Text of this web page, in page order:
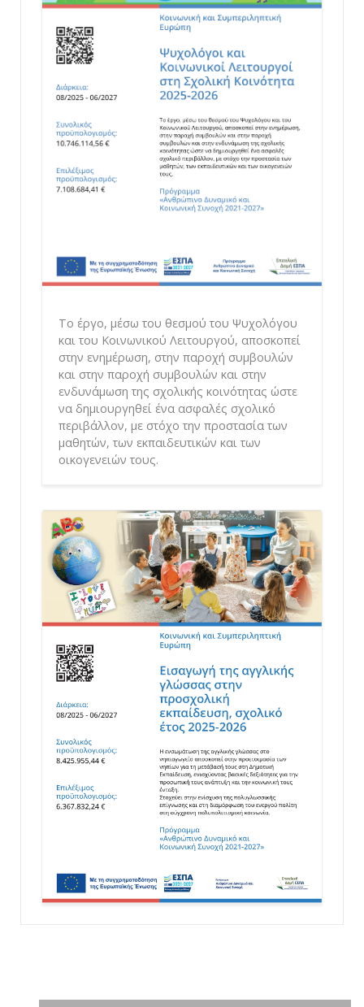
Το έργο, μέσω του θεσμού του Ψυχολόγου
και του Κοινωνικού Λειτουργού, αποσκοπεί
στην ενημέρωση, στην παροχή συμβουλών
και στην παροχή συμβουλών και στην
ενδυνάμωση της σχολικής κοινότητας ώστε
να δημιουργηθεί ένα ασφαλές σχολικό
περιβάλλον, με στόχο την προστασία των
μαθητών, των εκπαιδευτικών και των
οικογενειών τους.